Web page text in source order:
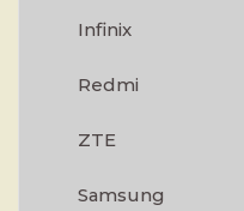
Infinix
Redmi
ZTE
Samsung